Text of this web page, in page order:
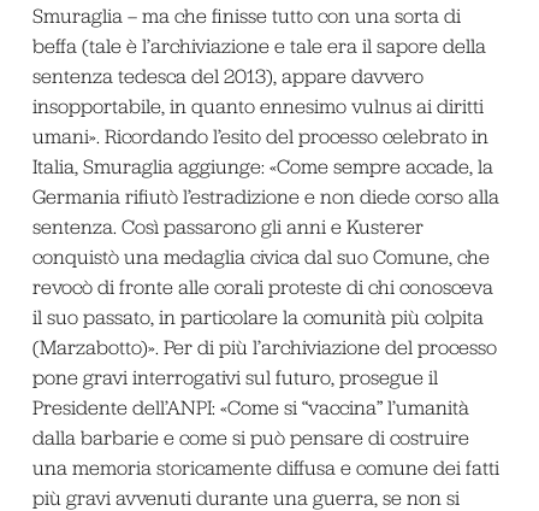
Smuraglia – ma che finisse tutto con una sorta di
beffa (tale è l’archiviazione e tale era il sapore della
sentenza tedesca del 2013), appare davvero
insopportabile, in quanto ennesimo vulnus ai diritti
umani». Ricordando l’esito del processo celebrato in
Italia, Smuraglia aggiunge: «Come sempre accade, la
Germania rifiutò l’estradizione e non diede corso alla
sentenza. Così passarono gli anni e Kusterer
conquistò una medaglia civica dal suo Comune, che
revocò di fronte alle corali proteste di chi conosceva
il suo passato, in particolare la comunità più colpita
(Marzabotto)». Per di più l’archiviazione del processo
pone gravi interrogativi sul futuro, prosegue il
Presidente dell’ANPI: «Come si “vaccina” l’umanità
dalla barbarie e come si può pensare di costruire
una memoria storicamente diffusa e comune dei fatti
più gravi avvenuti durante una guerra, se non si